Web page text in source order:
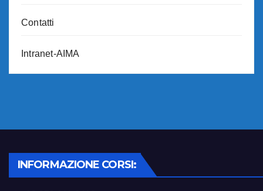
Contatti
Intranet-AIMA
INFORMAZIONE CORSI: